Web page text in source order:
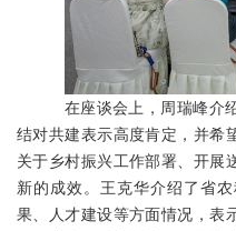
在座谈会上，周瑞峰介
结对共建表示高度肯定，并希
关于乡村振兴工作部署、开展
新的成效。王克华介绍了省
果、人才建设等方面情况，表